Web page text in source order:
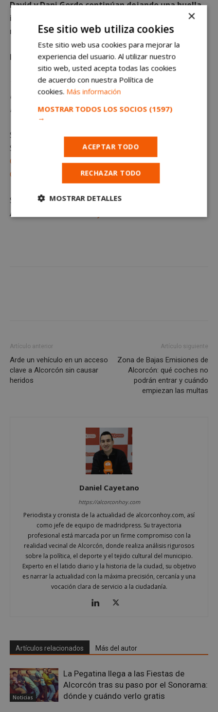
David y Dani Gordo continúan dejando una huella
imborrable en el deporte nacional, llevando el
nombre de Alcorcón a lo más alto.
Foto principal: RFEF.
*Queda terminantemente prohibido el uso o
distribución sin previo consentimiento del texto o
las imágenes propias de este artículo.
Sigue al minutotodas las noticias de Alcorcón
Suscríbete gratis al
Canal de Telegram
Canal de Whatsapp
Sigue toda laactualidad de
Alcorcón
Artículo anterior
Arde un vehículo en un acceso
clave a Alcorcón sin causar
heridos
Artículo siguiente
Zona de Bajas Emisiones de
Alcorcón: qué coches no
podrán entrar y cuándo
empiezan las multas
Daniel Cayetano
https://alcorconhoy.com
Periodista y cronista de la actualidad de alcorconhoy.com, así
como jefe de equipo de madridpress. Su trayectoria
profesional está marcada por un firme compromiso con la
realidad vecinal de Alcorcón, donde realiza análisis rigurosos
sobre la política, el deporte y el tejido cultural del municipio.
Experto en el latido diario y la historia de la ciudad, su objetivo
es narrar la actualidad con la máxima precisión, cercanía y una
vocación clara de servicio a la ciudadanía.
Artículos relacionados Más del autor
Noticias
La Pegatina llega a las Fiestas de
Alcorcón tras su paso por el Sonorama:
dónde y cuándo verlo gratis
×
Ese sitio web utiliza cookies
Este sitio web usa cookies para mejorar la
experiencia del usuario. Al utilizar nuestro
sitio web, usted acepta todas las cookies
de acuerdo con nuestra Política de
cookies. Más información
MOSTRAR TODOS LOS SOCIOS (1597)
→
ACEPTAR TODO
RECHAZAR TODO
MOSTRAR DETALLES
Cookies
Cookies de
Cookies estrictamente necesarias
Cookies de funcionalidad
Cookies no clasificadas
Las cookies estrictamente necesarias permiten la
funcionalidad principal del sitio web, como el
inicio de sesión de usuario y la gestión de cuentas.
las cookies estrictamente necesarias.
Proveedor
Dominio
PHPSESSID
PHP.net
alcorconhoy.com
Privacy Policy